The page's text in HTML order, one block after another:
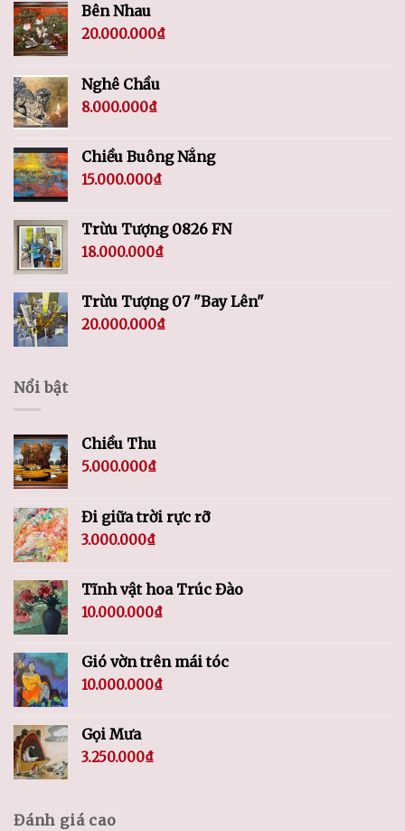
Bên Nhau
20.000.000₫
Nghê Chầu
8.000.000₫
Chiều Buông Nắng
15.000.000₫
Trừu Tượng 0826 FN
18.000.000₫
Trừu Tượng 07 "Bay Lên"
20.000.000₫
Nổi bật
Chiều Thu
5.000.000₫
Đi giữa trời rực rỡ
3.000.000₫
Tĩnh vật hoa Trúc Đào
10.000.000₫
Gió vờn trên mái tóc
10.000.000₫
Gọi Mưa
3.250.000₫
Đánh giá cao